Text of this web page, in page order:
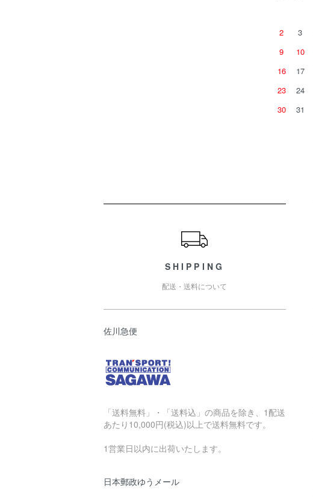
2
3
9
10
16
17
23
24
30
31
SHIPPING
配送・送料について
佐川急便
「送料無料」・「送料込」の商品を除き、1配送
あたり10,000円(税込)以上で送料無料です。
1営業日以内に出荷いたします。
日本郵政ゆうメール